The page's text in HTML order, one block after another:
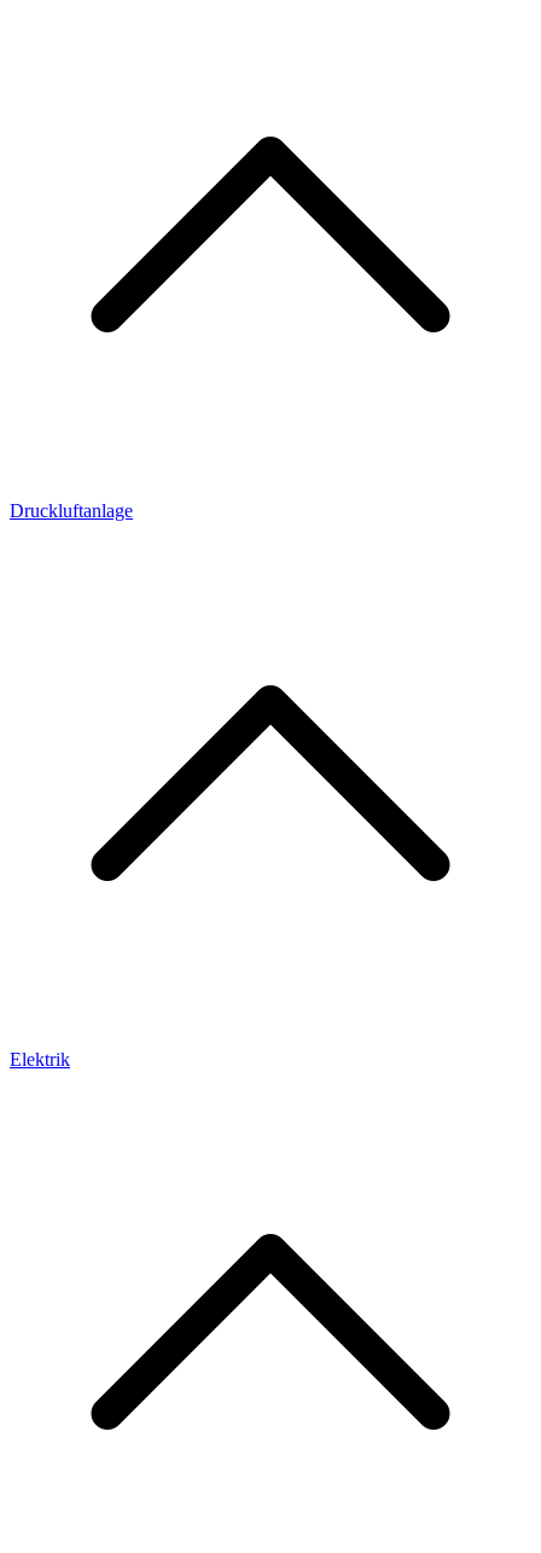
Druckluftanlage
Elektrik